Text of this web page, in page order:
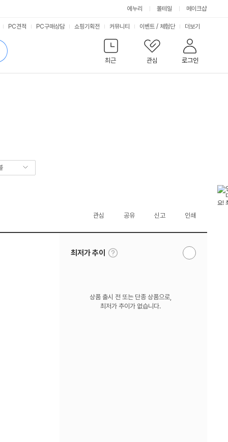
에누리 몰테일 메이크샵
최근
관심 로그인
PC견적 PC구매상담 쇼핑기획전 커뮤니티 이벤트 / 체험단 서
비
스
더보기
관심 공유 신고 인쇄
최저가 추이
툴
팁
알
상품 출시 전 또는 단종 상품으로,
최저가 추이가 없습니다.